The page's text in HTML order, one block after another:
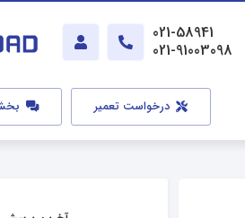
021-58941
021-91003098
درخواست تعمیر